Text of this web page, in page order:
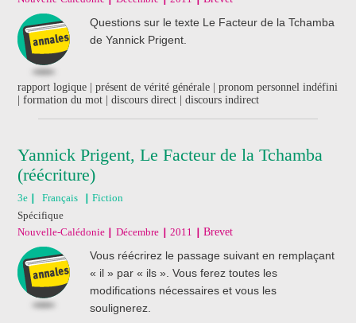
Questions sur le texte Le Facteur de la Tchamba
de Yannick Prigent.
rapport logique | présent de vérité générale | pronom personnel indéfini
| formation du mot | discours direct | discours indirect
Yannick Prigent, Le Facteur de la Tchamba
(réécriture)
3e Français
Fiction
Spécifique
Nouvelle-Calédonie
Décembre 2011 Brevet
Vous réécrirez le passage suivant en remplaçant
« il » par « ils ». Vous ferez toutes les
modifications nécessaires et vous les
soulignerez.